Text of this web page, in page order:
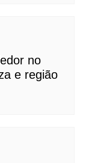
no
e região